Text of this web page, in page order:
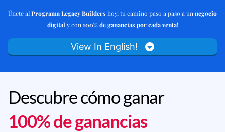
Únete alPrograma Legacy Builders hoy, tu camino paso a paso a un negocio
digital y con 100% de ganancias por cada venta!
View In English!
Descubre cómo ganar
100% de ganancias